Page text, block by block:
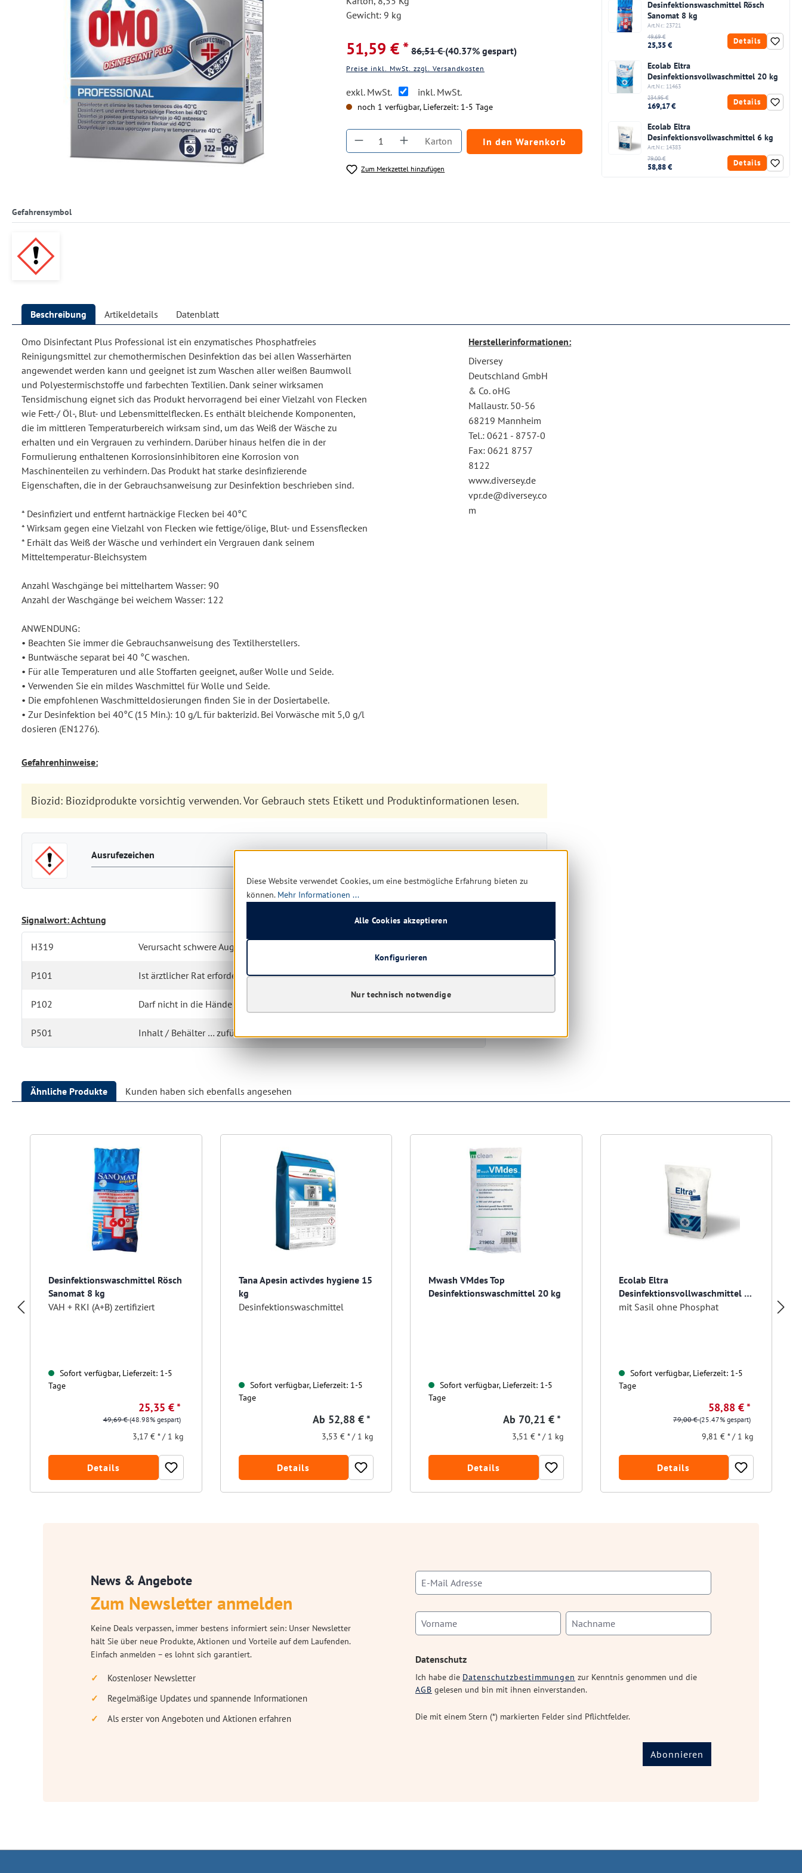
Gewicht: 9 kg
51,59 € * 86,51 €(40.37% gespart)
Preise inkl. MwSt. zzgl. Versandkosten
exkl. MwSt. inkl. MwSt.
noch 1 verfügbar, Lieferzeit: 1-5 Tage
Produkt Anzahl: Gib den gewünschten Wert ein oder benutze die
Karton In den Warenkorb
Zum Merkzettel hinzufügen
Desinfektionswaschmittel Rösch
Sanomat 8 kg
Art.Nr.: 23721
49,69 €
25,35 € Details
Ecolab Eltra
Desinfektionsvollwaschmittel 20 kg
Art.Nr.: 11463
234,95 €
169,17 € Details
Ecolab Eltra
Desinfektionsvollwaschmittel 6 kg
Art.Nr.: 14383
79,00 €
58,88 € Details
Gefahrensymbol
Beschreibung Artikeldetails Datenblatt
Omo Disinfectant Plus Professional ist ein enzymatisches Phosphatfreies
Reinigungsmittel zur chemothermischen Desinfektion das bei allen Wasserhärten
angewendet werden kann und geeignet ist zum Waschen aller weißen Baumwoll
und Polyestermischstoffe und farbechten Textilien. Dank seiner wirksamen
Tensidmischung eignet sich das Produkt hervorragend bei einer Vielzahl von Flecken
wie Fett-/ Öl-, Blut- und Lebensmittelflecken. Es enthält bleichende Komponenten,
die im mittleren Temperaturbereich wirksam sind, um das Weiß der Wäsche zu
erhalten und ein Vergrauen zu verhindern. Darüber hinaus helfen die in der
Formulierung enthaltenen Korrosionsinhibitoren eine Korrosion von
Maschinenteilen zu verhindern. Das Produkt hat starke desinfizierende
Eigenschaften, die in der Gebrauchsanweisung zur Desinfektion beschrieben sind.
* Desinfiziert und entfernt hartnäckige Flecken bei 40°C
* Wirksam gegen eine Vielzahl von Flecken wie fettige/ölige, Blut- und Essensflecken
* Erhält das Weiß der Wäsche und verhindert ein Vergrauen dank seinem
Mitteltemperatur-Bleichsystem
Anzahl Waschgänge bei mittelhartem Wasser: 90
Anzahl der Waschgänge bei weichem Wasser: 122
ANWENDUNG:
• Beachten Sie immer die Gebrauchsanweisung des Textilherstellers.
• Buntwäsche separat bei 40 °C waschen.
• Für alle Temperaturen und alle Stoffarten geeignet, außer Wolle und Seide.
• Verwenden Sie ein mildes Waschmittel für Wolle und Seide.
• Die empfohlenen Waschmitteldosierungen finden Sie in der Dosiertabelle.
• Zur Desinfektion bei 40°C (15 Min.): 10 g/L für bakterizid. Bei Vorwäsche mit 5,0 g/l
dosieren (EN1276).
Herstellerinformationen:
Diversey
Deutschland GmbH
& Co. oHG
Mallaustr. 50-56
68219 Mannheim
Tel.: 0621 - 8757-0
Fax: 0621 8757
8122
www.diversey.de
vpr.de@diversey.co
m
Gefahrenhinweise:
Biozid: Biozidprodukte vorsichtig verwenden. Vor Gebrauch stets Etikett und Produktinformationen lesen.
Ausrufezeichen
Signalwort: Achtung
H319 Verursacht schwere Augenreizung.
P101 Ist ärztlicher Rat erforderlich, Verpackung oder Kennzeichnungsetikett bereithalten.
P102 Darf nicht in die Hände von Kindern gelangen.
P501 Inhalt / Behälter … zuführen.
Ähnliche Produkte Kunden haben sich ebenfalls angesehen
Desinfektionswaschmittel Rösch
Sanomat 8 kg
VAH + RKI (A+B) zertifiziert
Sofort verfügbar, Lieferzeit: 1-5
Tage
25,35 € *
49,69 €(48.98% gespart)
3,17 € * / 1 kg
Details
Tana Apesin activdes hygiene 15
kg
Desinfektionswaschmittel
Sofort verfügbar, Lieferzeit: 1-5
Tage
Ab 52,88 € *
3,53 € * / 1 kg
Details
Mwash VMdes Top
Desinfektionswaschmittel 20 kg
Sofort verfügbar, Lieferzeit: 1-5
Tage
Ab 70,21 € *
3,51 € * / 1 kg
Details
Ecolab Eltra
Desinfektionsvollwaschmittel 6
kg
mit Sasil ohne Phosphat
Sofort verfügbar, Lieferzeit: 1-5
Tage
58,88 € *
79,00 €(25.47% gespart)
9,81 € * / 1 kg
Details
News & Angebote
Zum Newsletter anmelden
Keine Deals verpassen, immer bestens informiert sein: Unser Newsletter
hält Sie über neue Produkte, Aktionen und Vorteile auf dem Laufenden.
Einfach anmelden – es lohnt sich garantiert.
Kostenloser Newsletter
Regelmäßige Updates und spannende Informationen
Als erster von Angeboten und Aktionen erfahren
Datenschutz
Ich habe die Datenschutzbestimmungen zur Kenntnis genommen und die
AGB gelesen und bin mit ihnen einverstanden.
Die mit einem Stern (*) markierten Felder sind Pflichtfelder.
Abonnieren
Diese Website verwendet Cookies, um eine bestmögliche Erfahrung bieten zu
können. Mehr Informationen ...
Nur technisch notwendige
Konfigurieren
Alle Cookies akzeptieren